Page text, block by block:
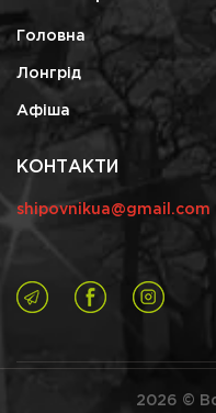
Головна
Лонгрід
Афіша
КОНТАКТИ
shipovnikua@gmail.com
2026 ©